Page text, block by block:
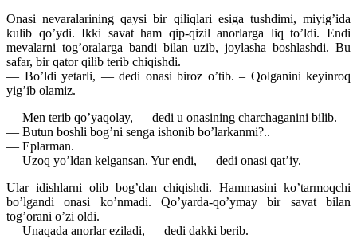
Onasi nevaralarining qaysi bir qiliqlari esiga tushdimi, miyig’ida
kulib qo’ydi. Ikki savat ham qip-qizil anorlarga liq to’ldi. Endi
mevalarni tog’oralarga bandi bilan uzib, joylasha boshlashdi. Bu
safar, bir qator qilib terib chiqishdi.
— Bo’ldi yetarli, — dedi onasi biroz o’tib. – Qolganini keyinroq
yig’ib olamiz.
— Men terib qo’yaqolay, — dedi u onasining charchaganini bilib.
— Butun boshli bog’ni senga ishonib bo’larkanmi?..
— Eplarman.
— Uzoq yo’ldan kelgansan. Yur endi, — dedi onasi qat’iy.
Ular idishlarni olib bog’dan chiqishdi. Hammasini ko’tarmoqchi
bo’lgandi onasi ko’nmadi. Qo’yarda-qo’ymay bir savat bilan
tog’orani o’zi oldi.
— Unaqada anorlar eziladi, — dedi dakki berib.